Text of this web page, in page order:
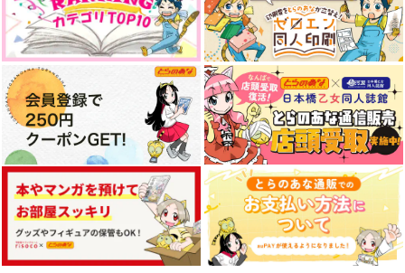
やらしく躾けて愛してあげる－Dom
／Subユニバース－２
最狂ヤンキーが僕だけに夢中な
件！？
なんかもうあーあって感じ。2 特装
版
僕の愛しいよなさん
エンドロールは地獄まで 2 嘘つきなキスで今日もバイバイ
「40までにしたい10のこと2」
ドラマCD特装盤 (マンガ小冊
子セット)
MAMORU MIYANO ASIA LIV
E TOUR 2025-2026 ～VACATI
ONING!～/宮野真守